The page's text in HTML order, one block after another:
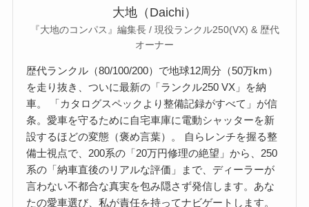
大地（Daichi）
『大地のコンパス』編集長 / 現役ランクル250(VX) & 歴代
オーナー
歴代ランクル（80/100/200）で地球12周分（50万km）
を走り抜き、ついに最新の「ランクル250 VX」を納
車。 「カタログスペックより整備記録がすべて」が信
条。愛車を守るために自宅車庫に電動シャッターを新
設するほどの変態（褒め言葉）。 自らレンチを握る整
備士視点で、200系の「20万円修理の絶望」から、250
系の「納車直後のリアルな評価」まで、ディーラーが
言わない不都合な真実を包み隠さず発信します。あな
たの愛車選び、私が責任を持ってナビゲートします。